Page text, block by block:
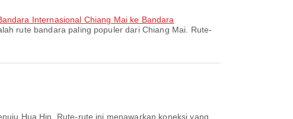
Internasional Chiang Mai ke Bandara
rute bandara paling populer dari Chiang Mai. Rute-
Hua Hin. Rute-rute ini menawarkan koneksi yang